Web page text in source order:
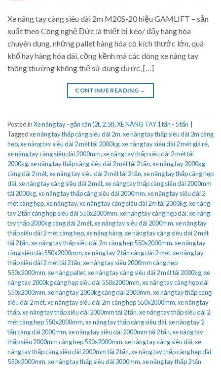
Xe nâng tay càng siêu dài 2m M20S-20 hiệu GAMLIFT – sản
xuất theo Công nghệ Đức là thiết bị kéo/ đẩy hàng hóa
chuyên dụng, những pallet hàng hóa có kích thước lớn, quá
khổ hay hàng hóa dài, cồng kềnh mà các dòng xe nâng tay
thông thường không thể sử dụng được, […]
CONTINUE READING →
Posted inXe nâng tay - gắn cân (2t, 2.5t),XE NÂNG TAY 1 tấn - 5 tấn
Taggedxe nâng tay thấp càng siêu dài 2m,xe nâng tay thấp siêu dài 2m càng
hẹp,xe nâng tay siêu dài 2 mét tải 2000kg,xe nâng tay siêu dài 2 mét giá rẻ,
xe nâng tay càng siêu dài 2000mm,xe nâng tay thấp siêu dài 2 mét tải
2000kg,xe nâng tay thấp càng siêu dài 2 mét tải 2 tấn,xe nâng tay 2000kg
càng dài 2 mét,xe nâng tay siêu dài 2 mét tải 2 tấn,xe nâng tay thấp càng hẹp
dài,xe nâng tay càng siêu dài 2 mét,xe nâng tay thấp càng siêu dài 2000mm
tải 2000kg,xe nâng tay thấp càng siêu dài 2000mm,xe nâng tay siêu dài 2
mét càng hẹp,xe nâng tay,xe nâng tay càng siêu dài 2m tải 2000kg,xe nâng
tay 2 tấn càng hẹp siêu dài 550x2000mm,xe nâng tay càng hẹp dài,xe nâng
tay thấp 2000kg càng dài 2 mét,xe nâng tay siêu dài 2000mm,xe nâng tay
thấp siêu dài 2 mét càng hẹp,xe nâng hàng,xe nâng tay càng siêu dài 2 mét
tải 2 tấn,xe nâng tay thấp siêu dài 2m càng hẹp 550x2000mm,xe nâng tay
càng siêu dài 550x2000mm,xe nâng tay 2 tấn càng dài 2 mét,xe nâng tay
thấp siêu dài 2 mét tải 2 tấn,xe nâng tay siêu 2000mm càng hẹp
550x2000mm,xe nâng pallet,xe nâng tay càng siêu dài 2 mét tải 2000kg,xe
nâng tay 2000kg càng hẹp siêu dài 550x2000mm,xe nâng tay càng hẹp dài
550x2000mm,xe nâng tay 2000kg càng dài 2000mm,xe nâng tay thấp càng
siêu dài 2 mét,xe nâng tay siêu dài 2m càng hẹp 550x2000mm,xe nâng tay
thấp,xe nâng tay thấp siêu dài 2000mm tải 2 tấn,xe nâng tay thấp siêu dài 2
mét càng hẹp 550x2000mm,xe nâng tay thấp càng siêu dài,xe nâng tay 2
tấn càng dài 2000mm,xe nâng tay siêu dài 2000mm tải 2 tấn,xe nâng tay
thấp siêu 2000mm càng hẹp 550x2000mm,xe nâng tay càng siêu dài,xe
nâng tay thấp càng siêu dài 2000mm tải 2 tấn,xe nâng tay thấp càng hẹp dài
550x2000mm,xe nâng tay thấp siêu dài 2000mm,xe nâng tay thấp 2 tấn